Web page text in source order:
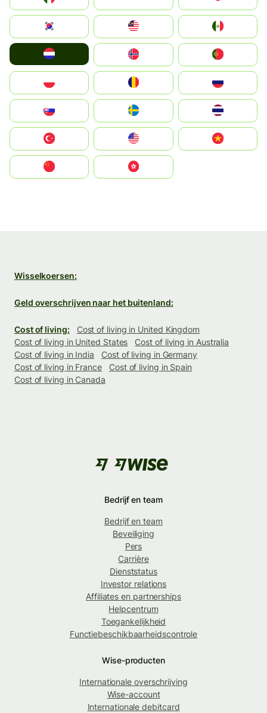
South Korea
United States
中國香港特別行政區
Wisselkoersen:
Geld overschrijven naar het buitenland:
Cost of living:
Cost of living in United Kingdom
Cost of living in United States
Cost of living in Australia
Cost of living in India
Cost of living in Germany
Cost of living in France
Cost of living in Spain
Cost of living in Canada
Bedrijf en team
Bedrijf en team
Beveiliging
Pers
Carrière
Dienststatus
Investor relations
Affiliates en partnerships
Helpcentrum
Toegankelijkheid
Functiebeschikbaarheidscontrole
Wise-producten
Internationale overschrijving
Wise-account
Internationale debitcard